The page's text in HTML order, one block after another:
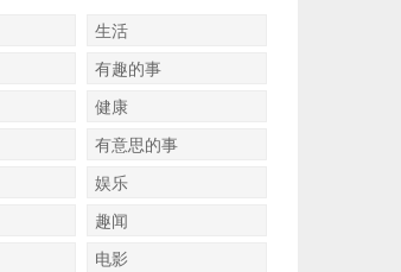
生活
有趣的事
健康
有意思的事
娱乐
趣闻
电影